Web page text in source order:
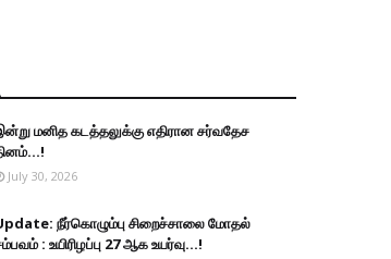
மனித கடத்தலுக்கு எதிரான சர்வதேச
July 30, 2026
நீர்கொழும்பு சிறைச்சாலை மோதல்
: உயிரிழப்பு 27 ஆக உயர்வு...!